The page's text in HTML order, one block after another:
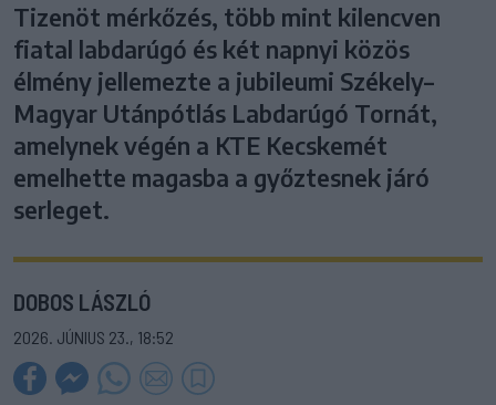
Tizenöt mérkőzés, több mint kilencven
fiatal labdarúgó és két napnyi közös
élmény jellemezte a jubileumi Székely–
Magyar Utánpótlás Labdarúgó Tornát,
amelynek végén a KTE Kecskemét
emelhette magasba a győztesnek járó
serleget.
DOBOS LÁSZLÓ
2026. JÚNIUS 23., 18:52